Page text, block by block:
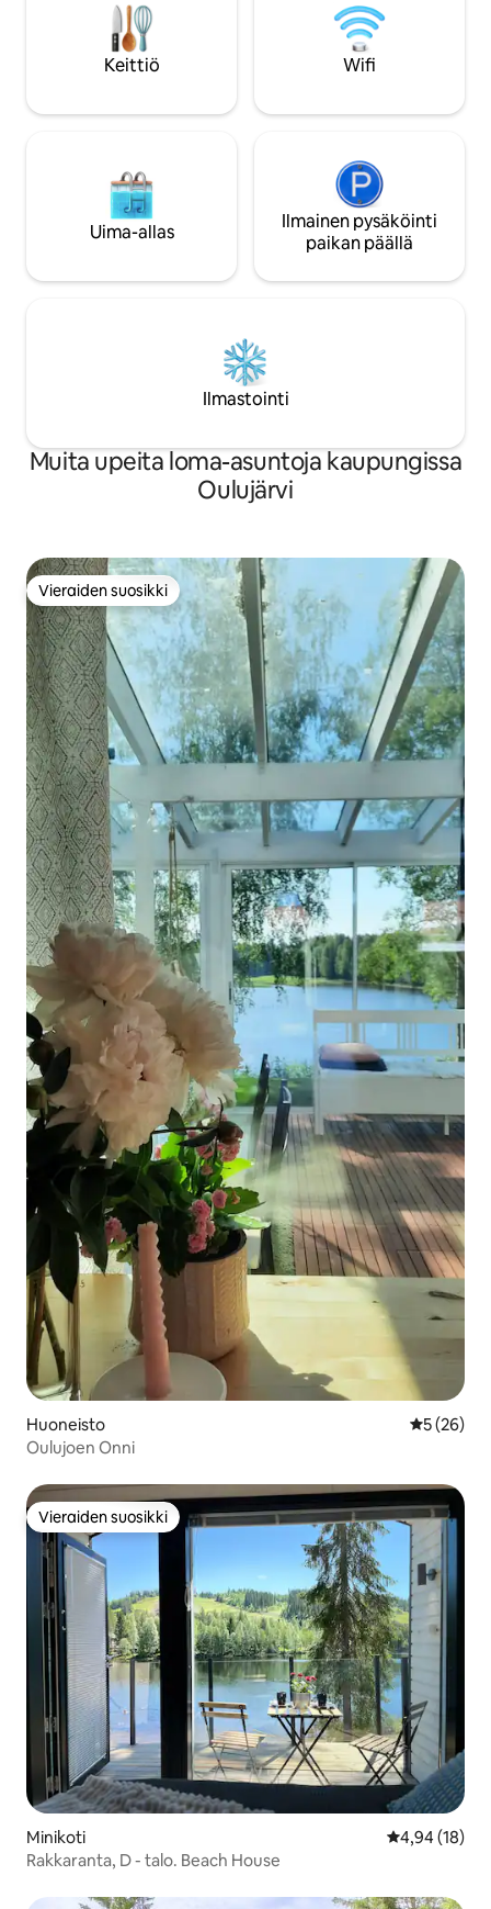
suuntaan.
rauhaa
kalastajien
Keittiö Wifi
Uima-allas
Ilmainen pysäköinti
paikan päällä
Ilmastointi
Muita upeita loma-asuntoja kaupungissa
Oulujärvi
Vieraiden suosikki
Vieraiden suosikki
Huoneisto
5 (26)
Oulujoen Onni
Vieraiden suosikki
Vieraiden suosikki
Minikoti
4,94 (18)
Rakkaranta, D - talo. Beach House